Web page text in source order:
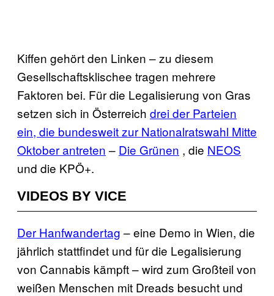
Kiffen gehört den Linken – zu diesem
Gesellschaftsklischee tragen mehrere
Faktoren bei. Für die Legalisierung von Gras
setzen sich in Österreich drei der Parteien
ein, die bundesweit zur Nationalratswahl Mitte
Oktober antreten – Die Grünen , die NEOS
und die KPÖ+.
VIDEOS BY VICE
Der Hanfwandertag – eine Demo in Wien, die
jährlich stattfindet und für die Legalisierung
von Cannabis kämpft – wird zum Großteil von
weißen Menschen mit Dreads besucht und